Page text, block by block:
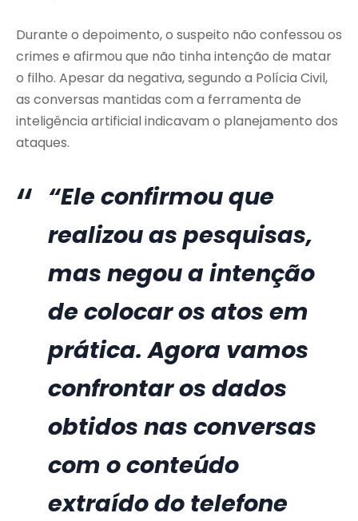
Durante o depoimento, o suspeito não confessou os
crimes e afirmou que não tinha intenção de matar
o filho. Apesar da negativa, segundo a Polícia Civil,
as conversas mantidas com a ferramenta de
inteligência artificial indicavam o planejamento dos
ataques.
“Ele confirmou que
realizou as pesquisas,
mas negou a intenção
de colocar os atos em
prática. Agora vamos
confrontar os dados
obtidos nas conversas
com o conteúdo
extraído do telefone